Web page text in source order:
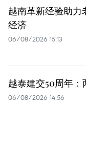
越南革新经验助力
经济
06/08/2026 15:13
越泰建交50周年
06/08/2026 14:56